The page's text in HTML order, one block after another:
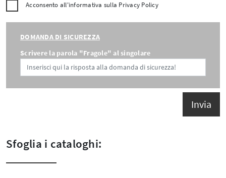
Acconsento all'informativa sulla Privacy Policy
DOMANDA DI SICUREZZA
Scrivere la parola "Fragole" al singolare
Invia
Sfoglia i cataloghi: